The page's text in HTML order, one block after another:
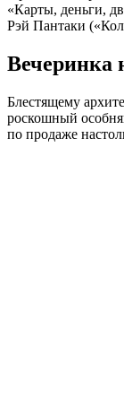
«Карты, деньги,
Рэй Пантаки
Вечеринка
Блестящему
роскошный
по продаже